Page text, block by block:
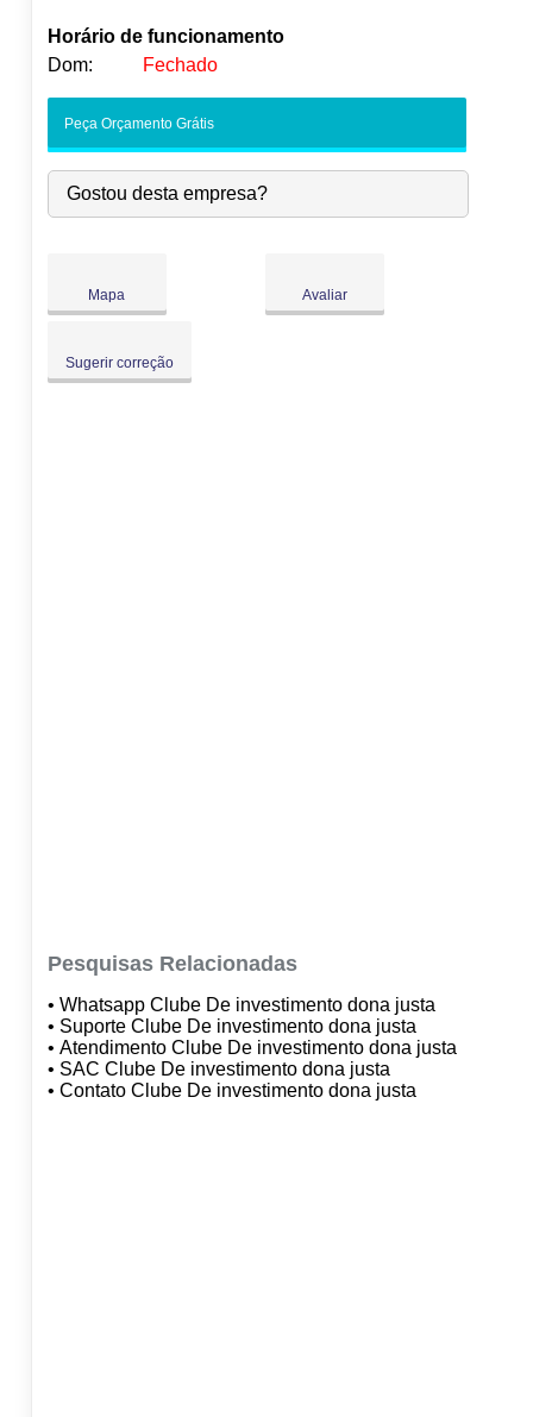
Horário de funcionamento
Dom:
Fechado
-
Qua:
09:00-18:00
Qui:
09:00-18:00 ●
Peça Orçamento Grátis
Gostou desta empresa?
Mapa Avaliar
Sugerir correção
Pesquisas Relacionadas
• Whatsapp Clube De investimento dona justa
• Suporte Clube De investimento dona justa
• Atendimento Clube De investimento dona justa
• SAC Clube De investimento dona justa
• Contato Clube De investimento dona justa